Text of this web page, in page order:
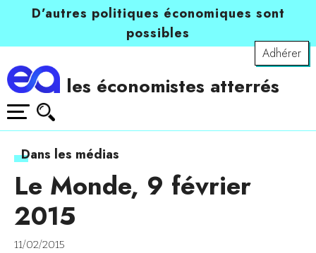
D’autres politiques économiques sont
possibles
Adhérer
les économistes atterrés
Dans les médias
Le Monde, 9 février
2015
11/02/2015